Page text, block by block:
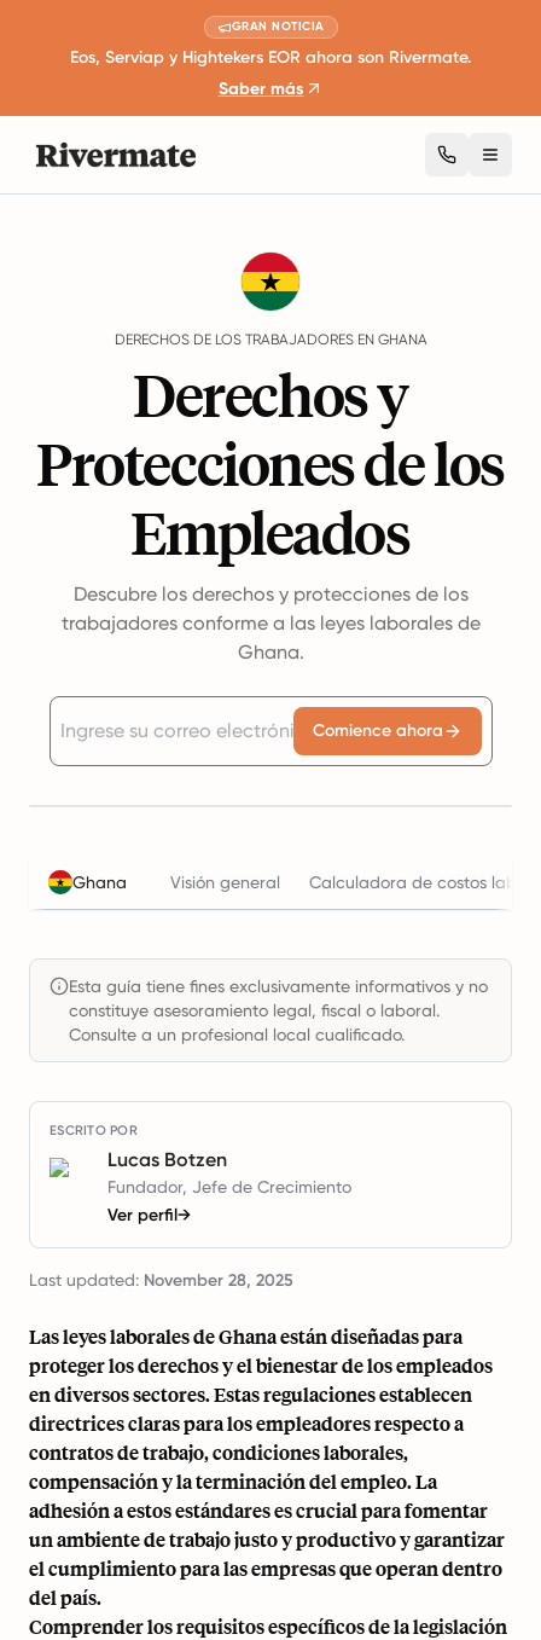
GRAN NOTICIA
Eos, Serviap y Hightekers EOR ahora son Rivermate.
Saber más
DERECHOS DE LOS TRABAJADORES EN GHANA
Derechos y
Protecciones de los
Empleados
Descubre los derechos y protecciones de los
trabajadores conforme a las leyes laborales de
Ghana.
Comience ahora
Ghana Visión general Calculadora de costos
Esta guía tiene fines exclusivamente informativos y no
constituye asesoramiento legal, fiscal o laboral.
Consulte a un profesional local cualificado.
ESCRITO POR
Lucas Botzen
Fundador, Jefe de Crecimiento
Ver perfil→
Last updated: November 28, 2025
Las leyes laborales de Ghana están diseñadas para
proteger los derechos y el bienestar de los empleados
en diversos sectores. Estas regulaciones establecen
directrices claras para los empleadores respecto a
contratos de trabajo, condiciones laborales,
compensación y la terminación del empleo. La
adhesión a estos estándares es crucial para fomentar
un ambiente de trabajo justo y productivo y garantizar
el cumplimiento para las empresas que operan dentro
del país.
Comprender los requisitos específicos de la legislación